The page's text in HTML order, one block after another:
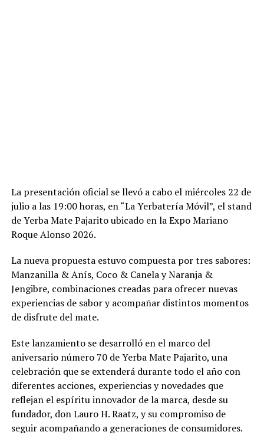
La presentación oficial se llevó a cabo el miércoles 22 de
julio a las 19:00 horas, en “La Yerbatería Móvil”, el stand
de Yerba Mate Pajarito ubicado en la Expo Mariano
Roque Alonso 2026.
La nueva propuesta estuvo compuesta por tres sabores:
Manzanilla & Anís, Coco & Canela y Naranja &
Jengibre, combinaciones creadas para ofrecer nuevas
experiencias de sabor y acompañar distintos momentos
de disfrute del mate.
Este lanzamiento se desarrolló en el marco del
aniversario número 70 de Yerba Mate Pajarito, una
celebración que se extenderá durante todo el año con
diferentes acciones, experiencias y novedades que
reflejan el espíritu innovador de la marca, desde su
fundador, don Lauro H. Raatz, y su compromiso de
seguir acompañando a generaciones de consumidores.